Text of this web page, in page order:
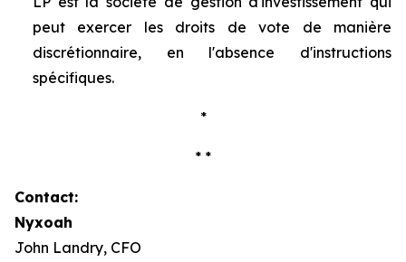
peut exercer les droits de vote de manière
discrétionnaire, en l'absence d'instructions
spécifiques.
*
* *
Contact:
Nyxoah
John Landry, CFO